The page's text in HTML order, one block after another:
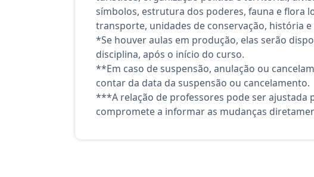
símbolos, estrutura dos poderes, fauna e flora
transporte, unidades de conservação, história
*Se houver aulas em produção, elas serão
disciplina, após o início do curso.
**Em caso de suspensão, anulação ou
contar da data da suspensão ou cancelamento.
***A relação de professores pode ser ajustada
compromete a informar as mudanças